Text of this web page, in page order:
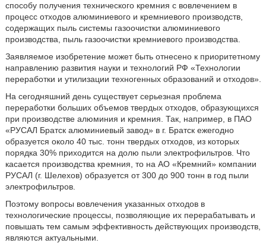
способу получения технического кремния с вовлечением в
процесс отходов алюминиевого и кремниевого производств,
содержащих пыль системы газоочистки алюминиевого
производства, пыль газоочистки кремниевого производства.
Заявляемое изобретение может быть отнесено к приоритетному
направлению развития науки и технологий РФ «Технологии
переработки и утилизации техногенных образований и отходов».
На сегодняшний день существует серьезная проблема
переработки больших объемов твердых отходов, образующихся
при производстве алюминия и кремния. Так, например, в ПАО
«РУСАЛ Братск алюминиевый завод» в г. Братск ежегодно
образуется около 40 тыс. тонн твердых отходов, из которых
порядка 30% приходится на долю пыли электрофильтров. Что
касается производства кремния, то на АО «Кремний» компании
РУСАЛ (г. Шелехов) образуется от 300 до 900 тонн в год пыли
электрофильтров.
Поэтому вопросы вовлечения указанных отходов в
технологические процессы, позволяющие их перерабатывать и
повышать тем самым эффективность действующих производств,
являются актуальными.